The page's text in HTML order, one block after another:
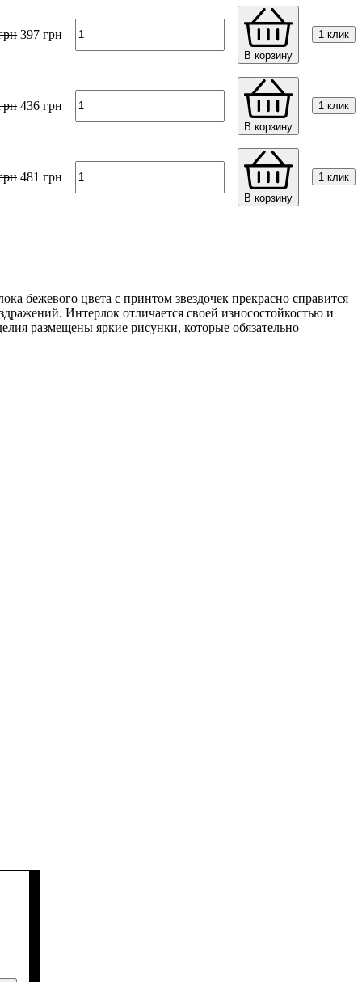
397 грн
В корзину
1 клик
436 грн
В корзину
1 клик
481 грн
В корзину
1 клик
бежевого цвета с принтом звездочек прекрасно справится
Интерлок отличается своей износостойкостью и
размещены яркие рисунки, которые обязательно